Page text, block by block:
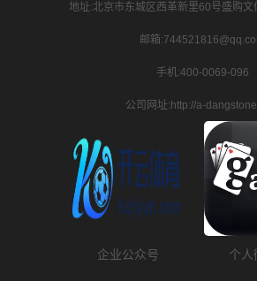
地址:北京市东城区西革新里60号盛购文
邮箱
手机:400-0069-096
公司网址:http://a-
企业公众号 个人